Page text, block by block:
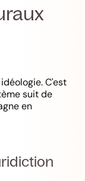
C'est
suit de
en